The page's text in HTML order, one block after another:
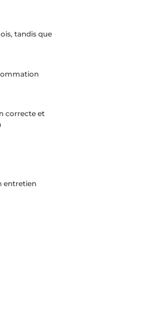
tandis que
correcte et
entretien